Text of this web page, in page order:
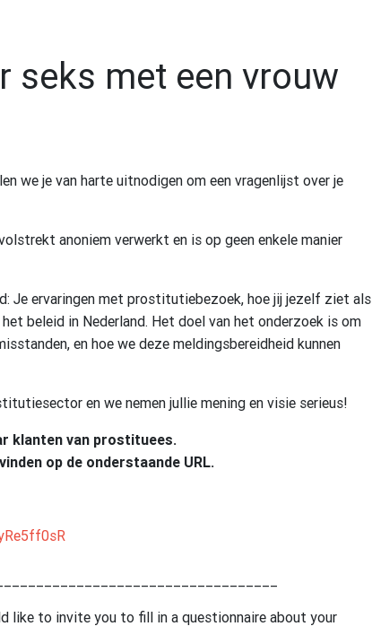
seks met een vrouw
we je van harte uitnodigen om een vragenlijst over je
anoniem verwerkt en is op geen enkele manier
Je ervaringen met prostitutiebezoek, hoe jij jezelf ziet als
beleid in Nederland. Het doel van het onderzoek is om
en hoe we deze meldingsbereidheid kunnen
en we nemen jullie mening en visie serieus!
klanten van prostituees.
op de onderstaande URL.
like to invite you to fill in a questionnaire about your